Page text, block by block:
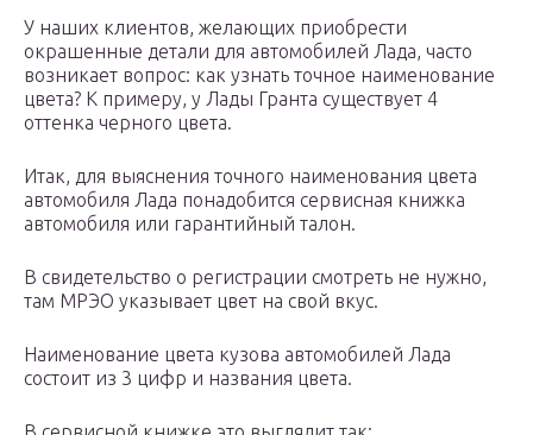
У наших клиентов, желающих приобрести
окрашенные детали для автомобилей Лада, часто
возникает вопрос: как узнать точное наименование
цвета? К примеру, у Лады Гранта существует 4
оттенка черного цвета.
Итак, для выяснения точного наименования цвета
автомобиля Лада понадобится сервисная книжка
автомобиля или гарантийный талон.
В свидетельство о регистрации смотреть не нужно,
там МРЭО указывает цвет на свой вкус.
Наименование цвета кузова автомобилей Лада
состоит из 3 цифр и названия цвета.